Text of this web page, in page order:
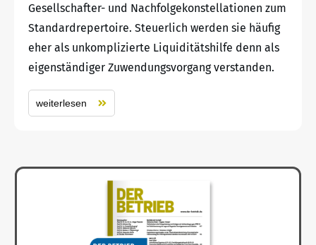
Gesellschafter- und Nachfolgekonstellationen zum
Standardrepertoire. Steuerlich werden sie häufig
eher als unkomplizierte Liquiditätshilfe denn als
eigenständiger Zuwendungsvorgang verstanden.
weiterlesen